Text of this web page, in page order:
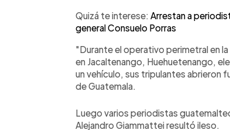
Quizá te interese: Arrestan a
general Consuelo Porras
"Durante el operativo perimetral en
en Jacaltenango, Huehuetenango,
un vehículo, sus tripulantes
de Guatemala.
Luego varios periodistas
Alejandro Giammattei resultó ileso.